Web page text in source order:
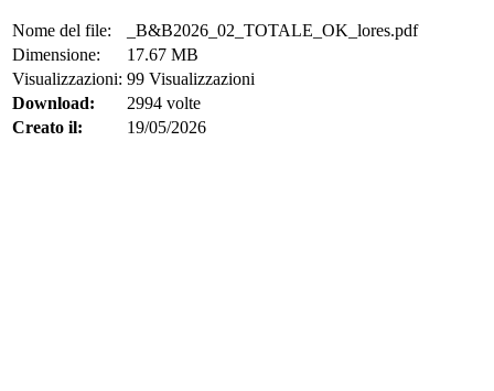
Nome del file:
_B&B2026_02_TOTALE_OK_lores.pdf
Dimensione:
17.67 MB
Visualizzazioni: 99 Visualizzazioni
Download:
2994 volte
Creato il:
19/05/2026